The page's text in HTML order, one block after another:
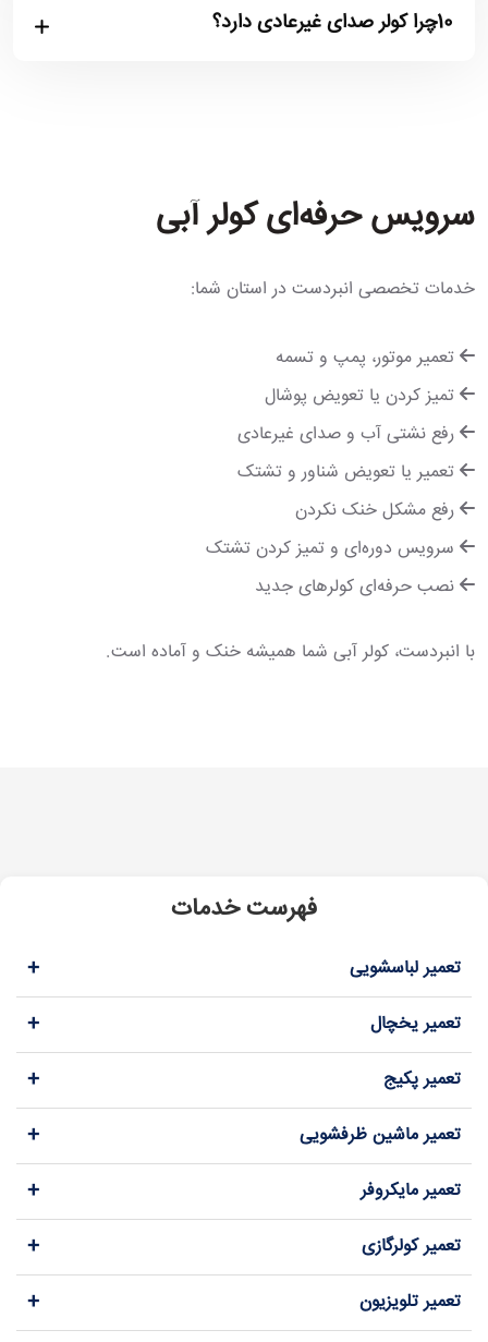
10.چرا کولر صدای غیرعادی دارد؟
سرویس حرفه‌ای کولر آبی
خدمات تخصصی انبردست در استان شما:
تعمیر موتور، پمپ و تسمه
تمیز کردن یا تعویض پوشال
رفع نشتی آب و صدای غیرعادی
تعمیر یا تعویض شناور و تشتک
رفع مشکل خنک نکردن
سرویس دوره‌ای و تمیز کردن تشتک
نصب حرفه‌ای کولرهای جدید
با انبردست، کولر آبی شما همیشه خنک و آماده است.
فهرست خدمات
تعمیر لباسشویی +
تعمیر یخچال +
تعمیر پکیج +
تعمیر ماشین ظرفشویی +
تعمیر مایکروفر +
تعمیر کولرگازی +
تعمیر تلویزیون +